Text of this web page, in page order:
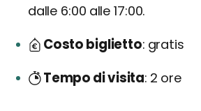
dalle 6:00 alle 17:00.
Costo biglietto gratis
Tempo di visita 2 ore